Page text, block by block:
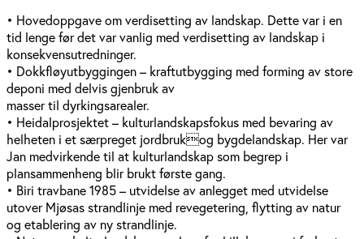
• Hovedoppgave om verdisetting av landskap. Dette var i en
tid lenge før det var vanlig med verdisetting av landskap i
konsekvensutredninger.
• Dokkfløyutbyggingen – kraftutbygging med forming av store
deponi med delvis gjenbruk av
masser til dyrkingsarealer.
• Heidalprosjektet – kulturlandskapsfokus med bevaring av
helheten i et særpreget jordbrukog bygdelandskap. Her var
Jan medvirkende til at kulturlandskap som begrep i
plansammenheng blir brukt første gang.
• Biri travbane 1985 – utvidelse av anlegget med utvidelse
utover Mjøsas strandlinje med revegetering, flytting av natur
og etablering av ny strandlinje.